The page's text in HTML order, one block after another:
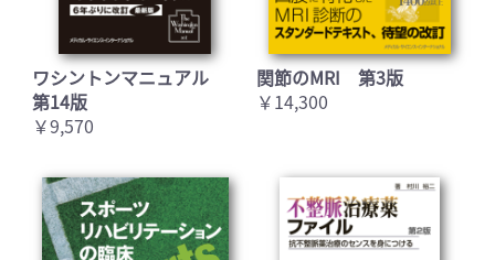
ワシントンマニュアル
第14版
￥9,570
関節のMRI 第3版
￥14,300